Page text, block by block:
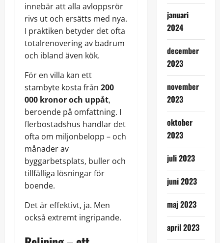
innebär att alla avloppsrör
rivs ut och ersätts med nya.
I praktiken betyder det ofta
totalrenovering av badrum
och ibland även kök.
För en villa kan ett
stambyte kosta från 200
000 kronor och uppåt,
beroende på omfattning. I
flerbostadshus handlar det
ofta om miljonbelopp – och
månader av
byggarbetsplats, buller och
tillfälliga lösningar för
boende.
Det är effektivt, ja. Men
också extremt ingripande.
januari
2024
december
2023
november
2023
oktober
2023
juli 2023
juni 2023
maj 2023
april 2023